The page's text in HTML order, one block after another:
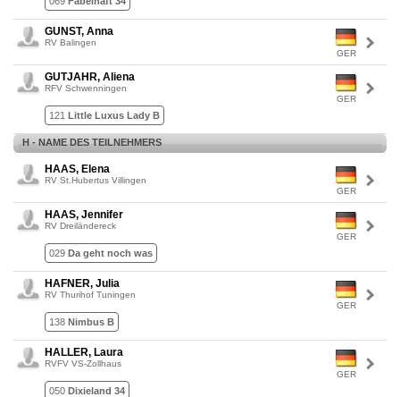
GER
GUNST, Anna
RV Balingen
GER
GUTJAHR, Aliena
RFV Schwenningen
121 Little Luxus Lady B
H - NAME DES TEILNEHMERS
GER
HAAS, Elena
RV St.Hubertus Villingen
GER
HAAS, Jennifer
RV Dreiländereck
029 Da geht noch was
GER
HAFNER, Julia
RV Thurihof Tuningen
138 Nimbus B
GER
HALLER, Laura
RVFV VS-Zollhaus
050 Dixieland 34